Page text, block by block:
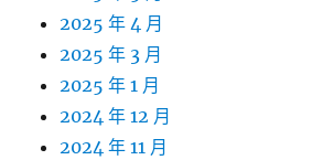
2025 年 4 月
2025 年 3 月
2025 年 1 月
2024 年 12 月
2024 年 11 月